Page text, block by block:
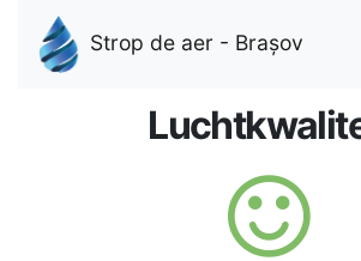
Strop de aer - Brașov